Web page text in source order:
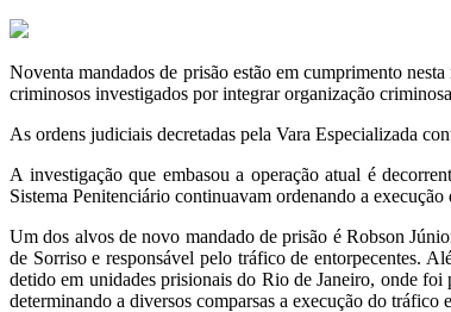
Noventa mandados de prisão estão em cumprimento
criminosos investigados por integrar organização
As ordens judiciais decretadas pela Vara Especializada
A investigação que embasou a operação atual é
Sistema Penitenciário continuavam ordenando a execução
Um dos alvos de novo mandado de prisão é Robson
de Sorriso e responsável pelo tráfico de entorpecentes.
detido em unidades prisionais do Rio de Janeiro, onde
determinando a diversos comparsas a execução do